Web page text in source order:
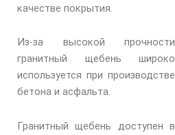
качестве покрытия.
Из-за высокой прочности
гранитный щебень широко
используется при производстве
бетона и асфальта.
Гранитный щебень доступен в